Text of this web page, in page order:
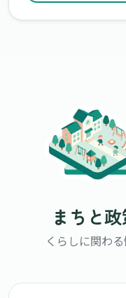
まちと
くらしに関わ